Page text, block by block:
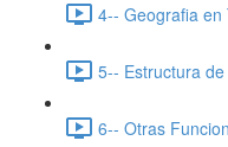
4-- Geografia en
5-- Estructura
6-- Otras